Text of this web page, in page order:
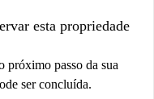
esta propriedade
próximo passo da sua
ser concluída.